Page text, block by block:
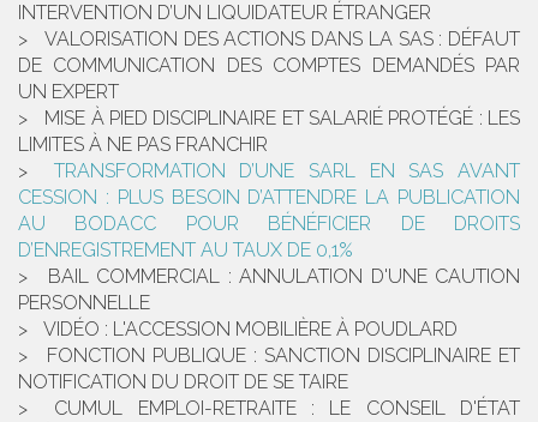
INTERVENTION D’UN LIQUIDATEUR ÉTRANGER
VALORISATION DES ACTIONS DANS LA SAS : DÉFAUT
DE COMMUNICATION DES COMPTES DEMANDÉS PAR
UN EXPERT
MISE À PIED DISCIPLINAIRE ET SALARIÉ PROTÉGÉ : LES
LIMITES À NE PAS FRANCHIR
TRANSFORMATION D’UNE SARL EN SAS AVANT
CESSION : PLUS BESOIN D’ATTENDRE LA PUBLICATION
AU BODACC POUR BÉNÉFICIER DE DROITS
D’ENREGISTREMENT AU TAUX DE 0,1%
BAIL COMMERCIAL : ANNULATION D'UNE CAUTION
PERSONNELLE
VIDÉO : L'ACCESSION MOBILIÈRE À POUDLARD
FONCTION PUBLIQUE : SANCTION DISCIPLINAIRE ET
NOTIFICATION DU DROIT DE SE TAIRE
CUMUL EMPLOI-RETRAITE : LE CONSEIL D'ÉTAT